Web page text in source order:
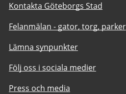
Kontakta Göteborgs Stad
Felanmälan - gator, torg, parker
Lämna synpunkter
Följ oss i sociala medier
Press och media